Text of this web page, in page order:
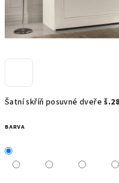
Šatní skříň posuvné dveře
BARVA